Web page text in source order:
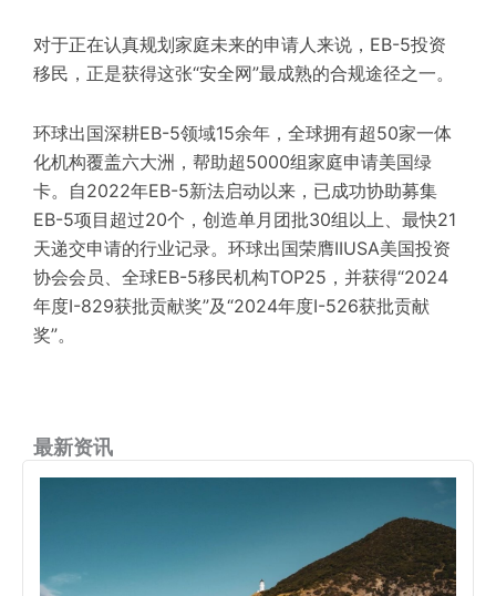
对于正在认真规划家庭未来的申请人来说，EB-5投资
移民，正是获得这张“安全网”最成熟的合规途径之一。
环球出国深耕EB-5领域15余年，全球拥有超50家一体
化机构覆盖六大洲，帮助超5000组家庭申请美国绿
卡。自2022年EB-5新法启动以来，已成功协助募集
EB-5项目超过20个，创造单月团批30组以上、最快21
天递交申请的行业记录。环球出国荣膺IIUSA美国投资
协会会员、全球EB-5移民机构TOP25，并获得“2024
年度I-829获批贡献奖”及“2024年度I-526获批贡献
奖”。
最新资讯